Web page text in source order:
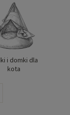
i domki dla
kota